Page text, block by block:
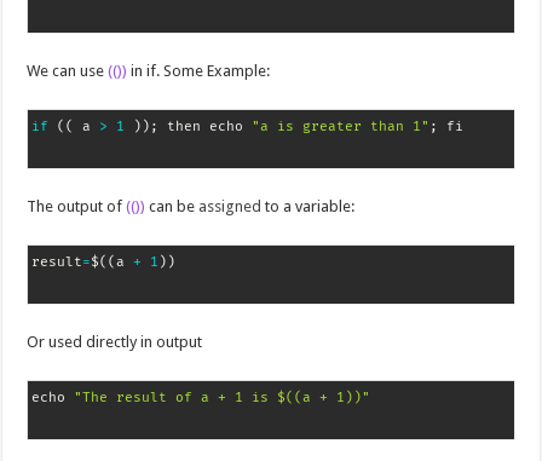
We can use(()) in if. Some Example:
if ( ( a > 1 ) ) ; then echo "a is greater than 1" ; fi
The output of(()) can be assignedto a variable:
result=$( (a + 1 ) )
Or used directly in output
echo "The result of a + 1 is $((a + 1))"